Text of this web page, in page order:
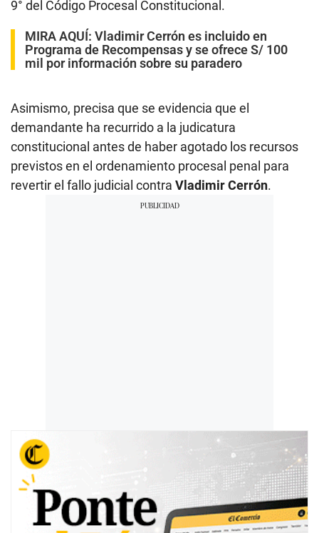
9° del Código Procesal Constitucional.
MIRA AQUÍ: Vladimir Cerrón es incluido en
Programa de Recompensas y se ofrece S/ 100
mil por información sobre su paradero
Asimismo, precisa que se evidencia que el
demandante ha recurrido a la judicatura
constitucional antes de haber agotado los recursos
previstos en el ordenamiento procesal penal para
revertir el fallo judicial contra Vladimir Cerrón.